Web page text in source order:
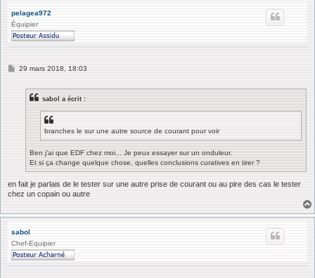
pelagea972
Équipier
M29 mars 2018, 18:03
sabol a écrit :
branches le sur une autre source de courant pour voir
Ben j'ai que EDF chez moi... Je peux essayer sur un onduleur.
Et si ça change quelque chose, quelles conclusions curatives en tirer ?
en fait je parlais de le tester sur une autre prise de courant ou au pire des cas le tester
chez un copain ou autre
sabol
Chef-Equipier